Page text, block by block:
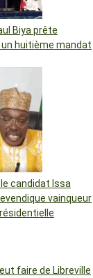
Biya prête
huitième mandat
candidat Issa
vainqueur
faire de Libreville